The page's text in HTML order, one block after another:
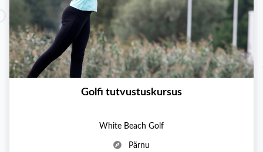
Golfi tutvustuskursus
White Beach Golf
Pärnu